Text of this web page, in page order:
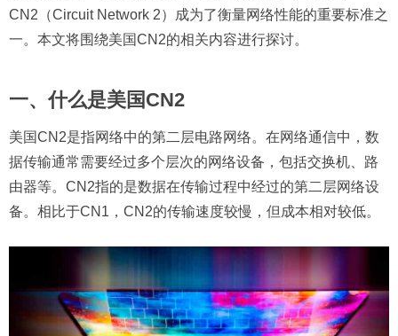
CN2（Circuit Network 2）成为了衡量网络性能的重要标准之
一。本文将围绕美国CN2的相关内容进行探讨。
一、什么是美国CN2
美国CN2是指网络中的第二层电路网络。在网络通信中，数
据传输通常需要经过多个层次的网络设备，包括交换机、路
由器等。CN2指的是数据在传输过程中经过的第二层网络设
备。相比于CN1，CN2的传输速度较慢，但成本相对较低。